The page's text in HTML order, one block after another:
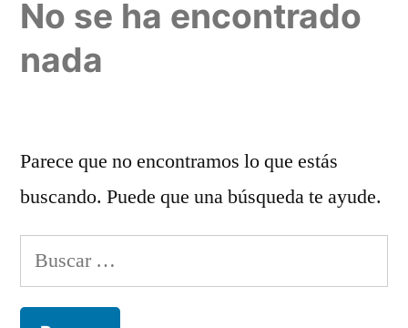
No se ha encontrado
nada
Parece que no encontramos lo que estás
buscando. Puede que una búsqueda te ayude.
Buscar: